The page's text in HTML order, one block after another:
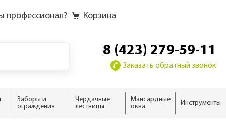
профессионал? Корзина
8 (423) 279-59-11
Заказать обратный звонок
Заборы и
ограждения
Чердачные
лестницы
Мансардные
окна
Инструменты